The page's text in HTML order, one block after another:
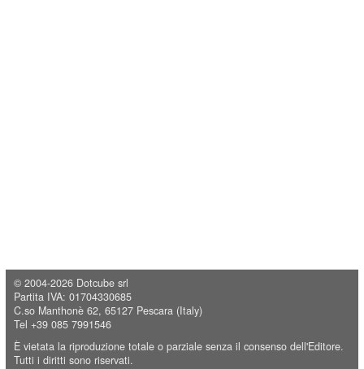
© 2004-2026 Dotcube srl
Partita IVA: 01704330685
C.so Manthonè 62, 65127 Pescara (Italy)
Tel +39 085 7991546
È vietata la riproduzione totale o parziale senza il consenso dell'Editore.
Tutti i diritti sono riservati.